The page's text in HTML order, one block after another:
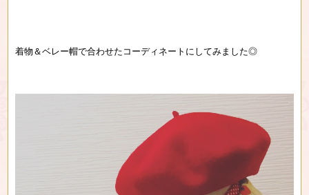
着物＆ベレー帽で合わせたコーディネートにしてみました◎